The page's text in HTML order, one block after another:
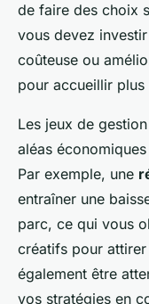
de faire des choix
vous devez
coûteuse ou
pour accueillir plus
Les jeux de
aléas
Par exemple, une
entraîner une
parc, ce qui vous
créatifs pour
également être
vos stratégies en